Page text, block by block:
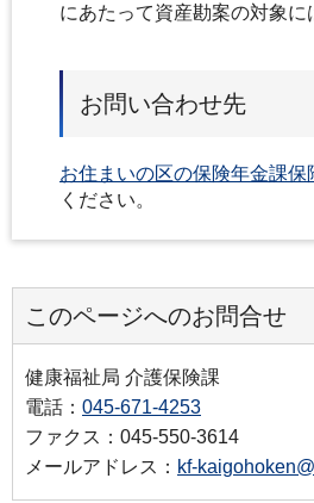
にあたって資産勘案の対象に
お問い合わせ先
お住まいの区の保険年金課保
ください。
このページへのお問合せ
健康福祉局 介護保険課
電話： 045-671-4253
ファクス：045-550-3614
メールアドレス： kf-